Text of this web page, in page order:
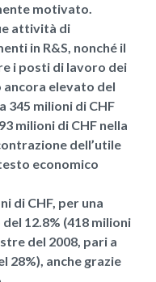
motivato.
attività di
in R&S, nonché il
i posti di lavoro dei
elevato del
milioni di CHF
milioni di CHF nella
dell’utile
economico
di CHF, per una
12.8% (418 milioni
del 2008, pari a
28%), anche grazie